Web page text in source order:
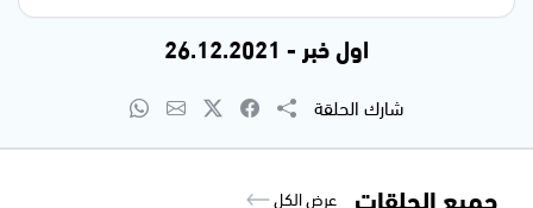
اول خبر - 26.12.2021
شارك الحلقة
جميع الحلقات عرض الكل